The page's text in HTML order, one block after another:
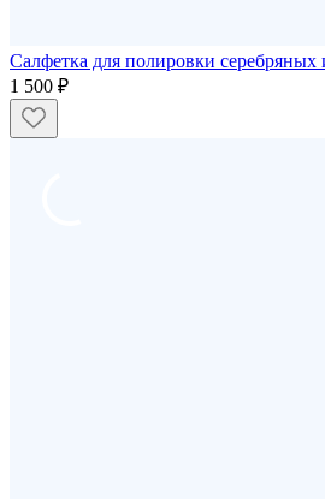
Салфетка для полировки серебряных
1 500 ₽